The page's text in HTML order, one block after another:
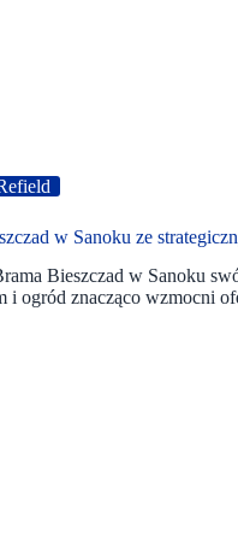
w Sanoku ze
Bieszczad w Sanoku
i ogród znacząco wzmocni